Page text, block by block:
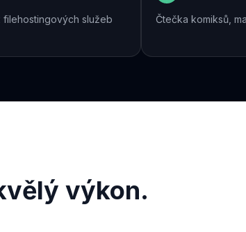
z filehostingových služeb Čtečka
výkon.